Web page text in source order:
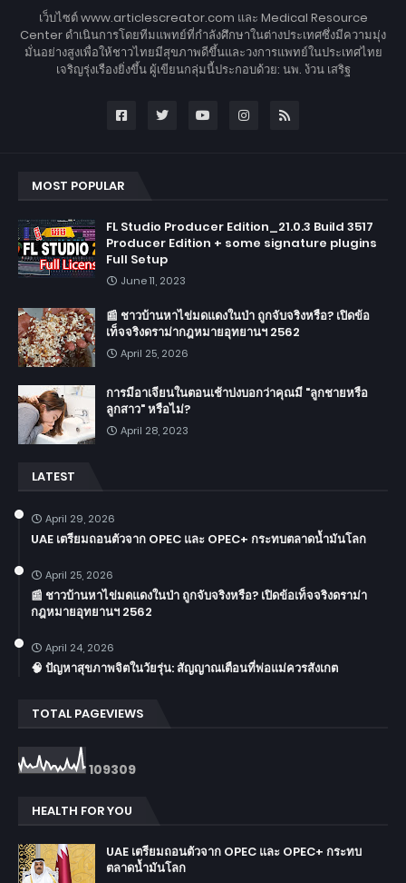
เว็บไซต์ www.articlescreator.com และ Medical Resource
Center ดำเนินการโดยทีมแพทย์ที่กำลังศึกษาในต่างประเทศซึ่งมีความมุ่ง
มั่นอย่างสูงเพื่อให้ชาวไทยมีสุขภาพดีขึ้นและวงการแพทย์ในประเทศไทย
เจริญรุ่งเรืองยิ่งขึ้น ผู้เขียนกลุ่มนี้ประกอบด้วย: นพ. ง้วน เสริฐ
MOST POPULAR
FL Studio Producer Edition_21.0.3 Build 3517
Producer Edition + some signature plugins
Full Setup
June 11, 2023
📰 ชาวบ้านหาไข่มดแดงในป่า ถูกจับจริงหรือ? เปิดข้อ
เท็จจริงดราม่ากฎหมายอุทยานฯ 2562
April 25, 2026
การมีอาเจียนในตอนเช้าบ่งบอกว่าคุณมี "ลูกชายหรือ
ลูกสาว" หรือไม่?
April 28, 2023
LATEST
April 29, 2026
UAE เตรียมถอนตัวจาก OPEC และ OPEC+ กระทบตลาดน้ำมันโลก
April 25, 2026
📰 ชาวบ้านหาไข่มดแดงในป่า ถูกจับจริงหรือ? เปิดข้อเท็จจริงดราม่า
กฎหมายอุทยานฯ 2562
April 24, 2026
🧠 ปัญหาสุขภาพจิตในวัยรุ่น: สัญญาณเตือนที่พ่อแม่ควรสังเกต
TOTAL PAGEVIEWS
109309
HEALTH FOR YOU
UAE เตรียมถอนตัวจาก OPEC และ OPEC+ กระทบ
ตลาดน้ำมันโลก